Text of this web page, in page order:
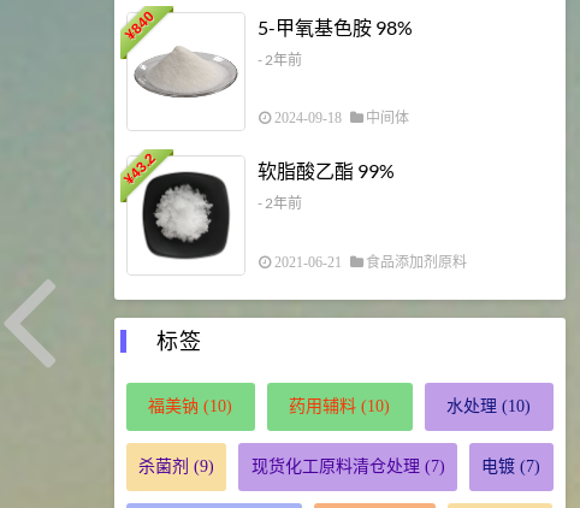
¥
840 5-甲氧基色胺 98%
- 2年前
2024-09-18 中间体
¥
43.2 软脂酸乙酯 99%
- 2年前
2021-06-21 食品添加剂原料
标签
福美钠 (10) 药用辅料 (10) 水处理 (10)
杀菌剂 (9) 现货化工原料清仓处理 (7) 电镀 (7)